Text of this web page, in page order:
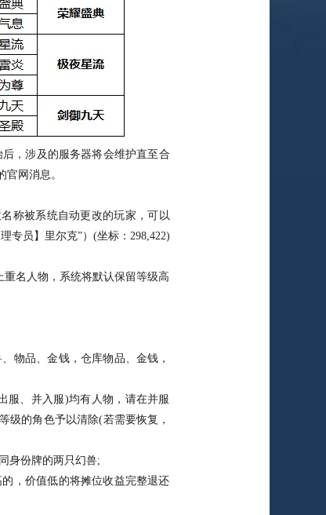
，涉及的服务器将会维护直至合
网消息。
称被系统自动更改的玩家，可以
专员】里尔克”）(坐标：298,422)
名人物，系统将默认保留等级高
品、金钱，仓库物品、金钱，
、并入服)均有人物，请在并服
级的角色予以清除(若需要恢复，
身份牌的两只幻兽;
，价值低的将摊位收益完整退还